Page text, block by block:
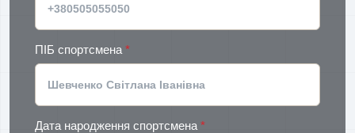
ПІБ спортсмена *
Дата народження спортсмена *